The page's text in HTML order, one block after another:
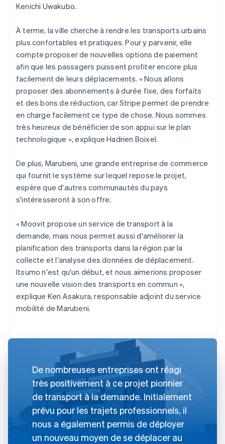
Kenichi Uwakubo.
À terme, la ville cherche à rendre les transports urbains
plus confortables et pratiques. Pour y parvenir, elle
compte proposer de nouvelles options de paiement
afin que les passagers puissent profiter encore plus
facilement de leurs déplacements. « Nous allons
proposer des abonnements à durée fixe, des forfaits
et des bons de réduction, car Stripe permet de prendre
en charge facilement ce type de chose. Nous sommes
très heureux de bénéficier de son appui sur le plan
technologique », explique Hadrien Boixel.
De plus, Marubeni, une grande entreprise de commerce
qui fournit le système sur lequel repose le projet,
espère que d'autres communautés du pays
s'intéresseront à son offre.
« Moovit propose un service de transport à la
demande, mais nous permet aussi d'améliorer la
planification des transports dans la région par la
collecte et l'analyse des données de déplacement.
Itsumo n'est qu'un début, et nous aimerions proposer
une nouvelle vision des transports en commun »,
explique Ken Asakura, responsable adjoint du service
mobilité de Marubeni.
De nombreuses entreprises ont réagi
très positivement à ce projet pionnier
de transport à la demande. Initialement
prévu pour les trajets professionnels, il
nous a également permis de déployer
un nouveau moyen de se déplacer au